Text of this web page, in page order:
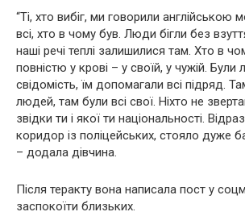
“Ті, хто вибіг, ми говорили англійською
всі, хто в чому був. Люди бігли без
наші речі теплі залишилися там. Хто в
повністю у крові – у своїй, у чужій. Були
свідомість, їм допомагали всі підряд.
людей, там були всі свої. Ніхто не
звідки ти і якої ти національності.
коридор із поліцейських, стояло дуже
– додала дівчина.
Після теракту вона написала пост у
заспокоїти близьких.